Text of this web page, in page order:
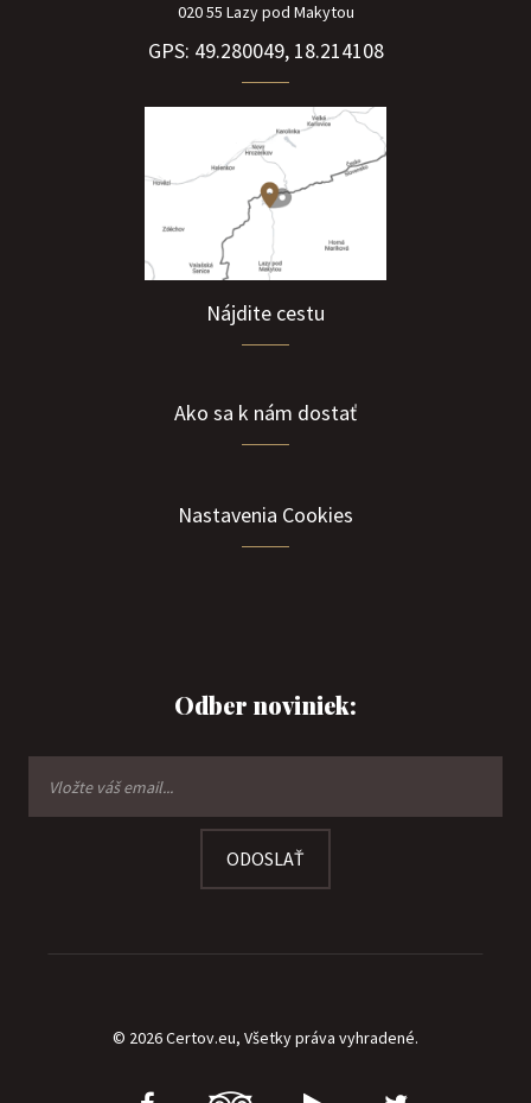
020 55 Lazy pod Makytou
GPS: 49.280049, 18.214108
Nájdite cestu
Ako sa k nám dostať
Nastavenia Cookies
Odber noviniek:
ODOSLAŤ
© 2026 Certov.eu, Všetky práva vyhradené.